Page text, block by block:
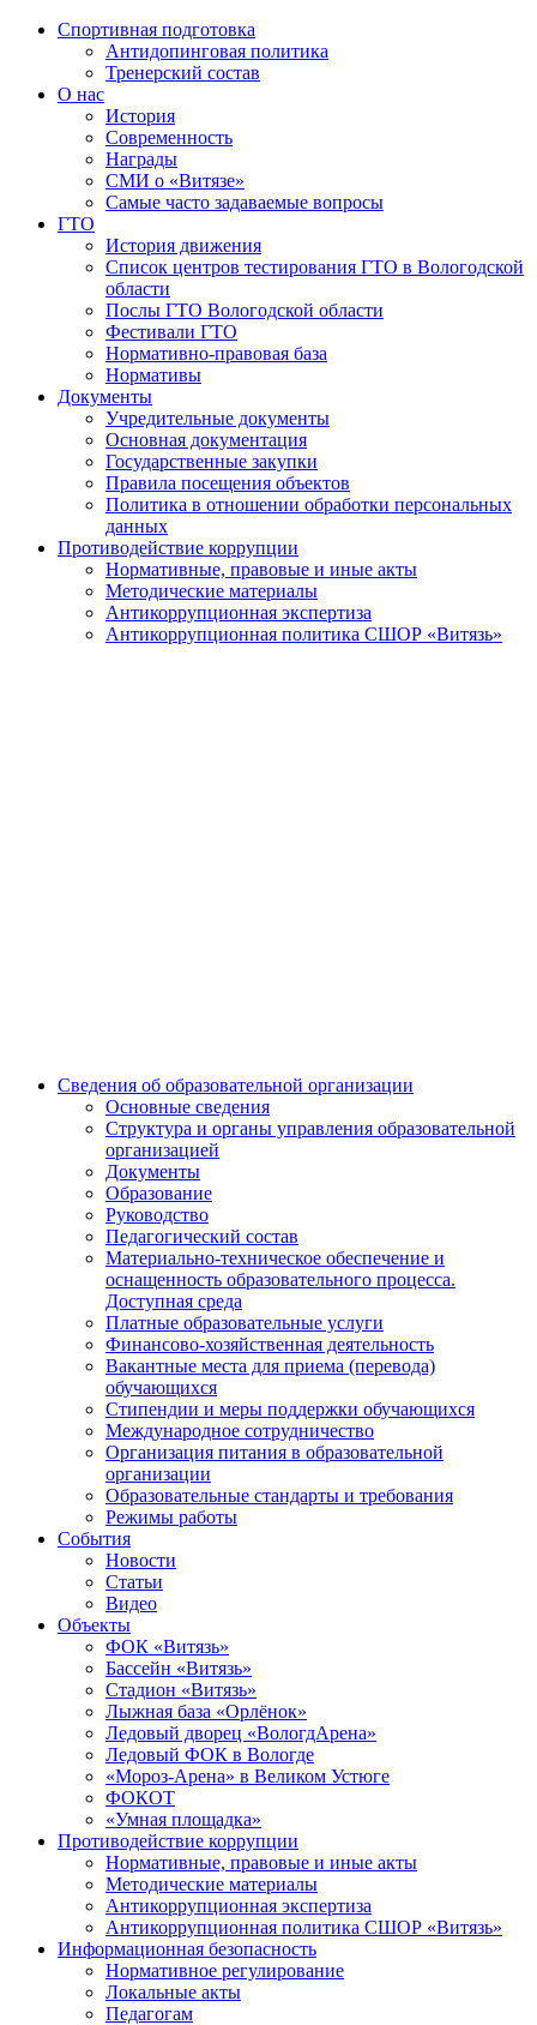
Спортивная подготовка
Антидопинговая политика
Тренерский состав
О нас
История
Современность
Награды
СМИ о «Витязе»
Самые часто задаваемые вопросы
ГТО
История движения
Список центров тестирования ГТО в Вологодской
области
Послы ГТО Вологодской области
Фестивали ГТО
Нормативно-правовая база
Нормативы
Документы
Учредительные документы
Основная документация
Государственные закупки
Правила посещения объектов
Политика в отношении обработки персональных
данных
Противодействие коррупции
Нормативные, правовые и иные акты
Методические материалы
Антикоррупционная экспертиза
Антикоррупционная политика СШОР «Витязь»
Сведения об образовательной организации
Основные сведения
Структура и органы управления образовательной
организацией
Документы
Образование
Руководство
Педагогический состав
Материально-техническое обеспечение и
оснащенность образовательного процесса.
Доступная среда
Платные образовательные услуги
Финансово-хозяйственная деятельность
Вакантные места для приема (перевода)
обучающихся
Стипендии и меры поддержки обучающихся
Международное сотрудничество
Организация питания в образовательной
организации
Образовательные стандарты и требования
Режимы работы
События
Новости
Статьи
Видео
Объекты
ФОК «Витязь»
Бассейн «Витязь»
Стадион «Витязь»
Лыжная база «Орлёнок»
Ледовый дворец «ВологдАрена»
Ледовый ФОК в Вологде
«Мороз-Арена» в Великом Устюге
ФОКОТ
«Умная площадка»
Противодействие коррупции
Нормативные, правовые и иные акты
Методические материалы
Антикоррупционная экспертиза
Антикоррупционная политика СШОР «Витязь»
Информационная безопасность
Нормативное регулирование
Локальные акты
Педагогам